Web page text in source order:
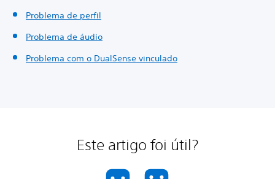
Problema de perfil
Problema de áudio
Problema com o DualSense vinculado
Este artigo foi útil?